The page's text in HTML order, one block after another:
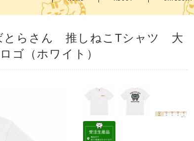
とらさん 推しねこTシャツ 大
ゴ（ホワイト）